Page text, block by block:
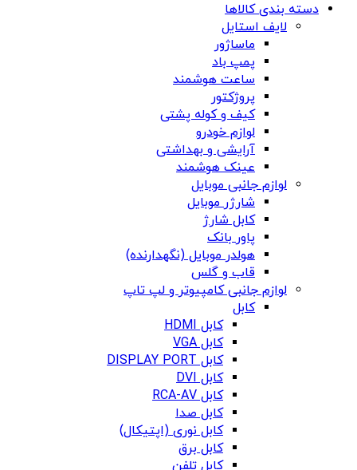
دسته بندی کالاها
لایف استایل
ماساژور
پمپ باد
ساعت هوشمند
پروژکتور
کیف و کوله پشتی
لوازم خودرو
آرایشی و بهداشتی
عینک هوشمند
لوازم جانبی موبایل
شارژر موبایل
کابل شارژ
پاور بانک
هولدر موبایل (نگهدارنده)
قاب و گلس
لوازم جانبی کامپیوتر و لپ تاپ
کابل
کابل HDMI
کابل VGA
کابل DISPLAY PORT
کابل DVI
کابل RCA-AV
کابل صدا
کابل نوری (اپتیکال)
کابل برق
کابل تلفن